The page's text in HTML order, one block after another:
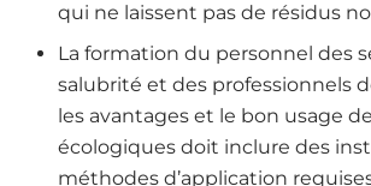
qui ne laissent pas de résidus
La formation du personnel des
salubrité et des professionnels
les avantages et le bon usage
écologiques doit inclure des
méthodes d’application